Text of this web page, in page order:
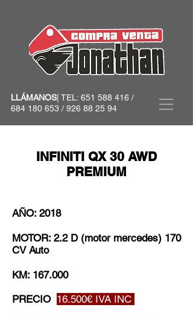
LLÁMANOS| TEL: 651 588 416 /
684 180 653 / 926 88 25 94
INFINITI QX 30 AWD
PREMIUM
AÑO: 2018
MOTOR: 2.2 D (motor mercedes) 170
CV Auto
KM: 167.000
PRECIO 16.500€ IVA INC